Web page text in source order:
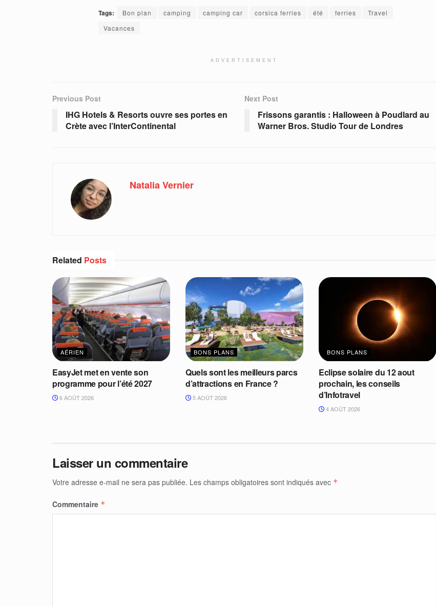
Tags: Bon plan camping camping car corsica ferries été ferries
Travel
Vacances
ADVERTISEMENT
Previous Post
IHG Hotels & Resorts ouvre ses portes en
Crète avec l’InterContinental
Next Post
Frissons garantis : Halloween à Poudlard au
Warner Bros. Studio Tour de Londres
Natalia Vernier
Related Posts
AÉRIEN
EasyJet met en vente son
programme pour l’été 2027
6 AOÛT 2026
BONS PLANS
Quels sont les meilleurs parcs
d’attractions en France ?
5 AOÛT 2026
BONS PLANS
Eclipse solaire du 12 aout
prochain, les conseils
d’Infotravel
4 AOÛT 2026
Laisser un commentaire
Votre adresse e-mail ne sera pas publiée. Les champs obligatoires sont indiqués avec *
Commentaire *